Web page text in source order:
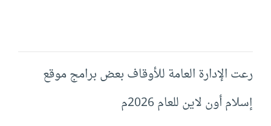
رعت الإدارة العامة للأوقاف بعض برامج موقع
إسلام أون لاين للعام 2026م